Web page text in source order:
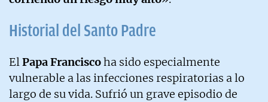
Historial del Santo Padre
ElPapa Franciscoha sido especialmente
vulnerable a las infecciones respiratorias a lo
largo de su vida. Sufrió un grave episodio de